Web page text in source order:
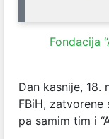
Fondacija
Dan kasnije, 18.
FBiH,
pa samim tim i